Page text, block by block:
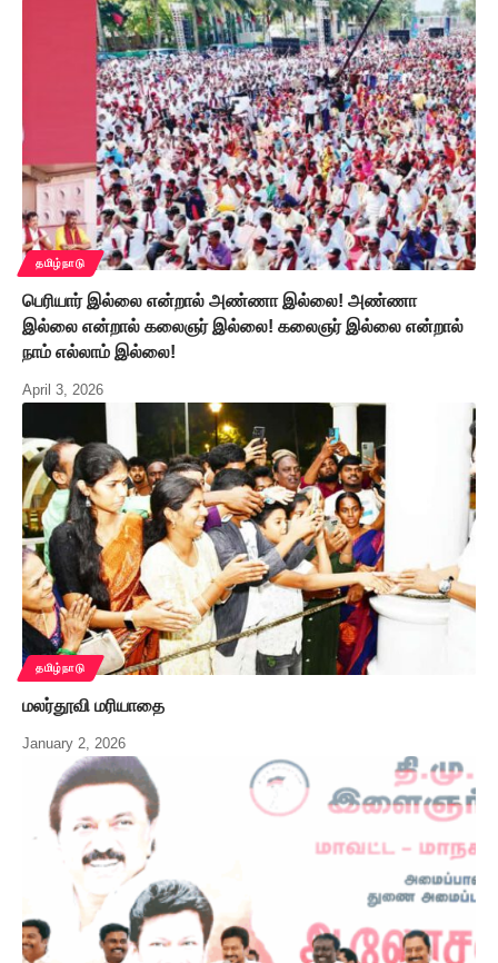
தமிழ்நாடு
பெரியார் இல்லை என்றால் அண்ணா இல்லை! அண்ணா
இல்லை என்றால் கலைஞர் இல்லை! கலைஞர் இல்லை என்றால்
நாம் எல்லாம் இல்லை!
April 3, 2026
தமிழ்நாடு
மலர்தூவி மரியாதை
January 2, 2026